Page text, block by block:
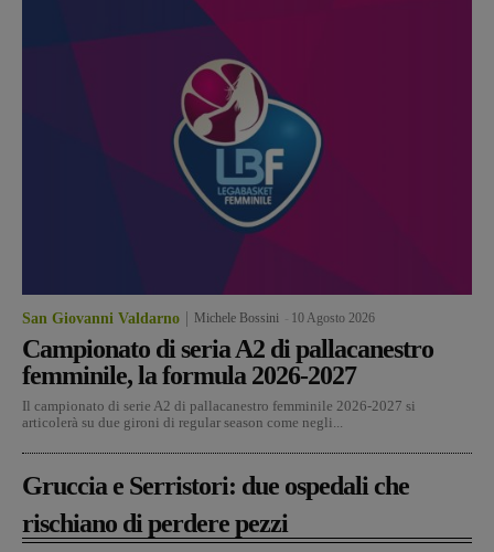
San Giovanni Valdarno Michele Bossini 10 Agosto 2026
Campionato di seria A2 di pallacanestro
femminile, la formula 2026-2027
Il campionato di serie A2 di pallacanestro femminile 2026-2027 si
articolerà su due gironi di regular season come negli...
Gruccia e Serristori: due ospedali che
rischiano di perdere pezzi